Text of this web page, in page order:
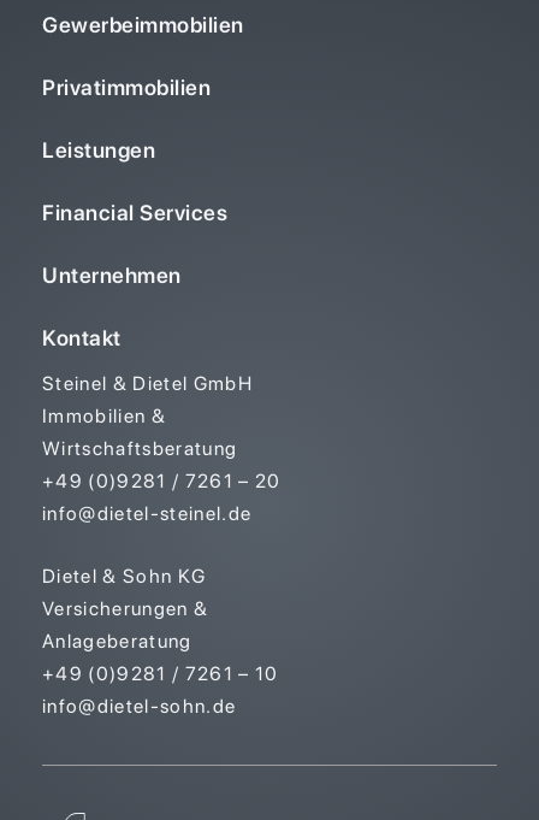
Gewerbeimmobilien
Privatimmobilien
Leistungen
Financial Services
Unternehmen
Kontakt
Steinel & Dietel GmbH
Immobilien &
Wirtschaftsberatung
+49 (0)9281 / 7261 – 20
info@dietel-steinel.de
Dietel & Sohn KG
Versicherungen &
Anlageberatung
+49 (0)9281 / 7261 – 10
info@dietel-sohn.de